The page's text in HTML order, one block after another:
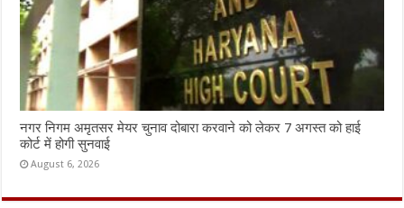
नगर निगम अमृतसर मेयर चुनाव दोबारा करवाने को लेकर 7 अगस्त को हाई
कोर्ट में होगी सुनवाई
August 6, 2026